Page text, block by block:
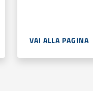
VAI ALLA PAGINA